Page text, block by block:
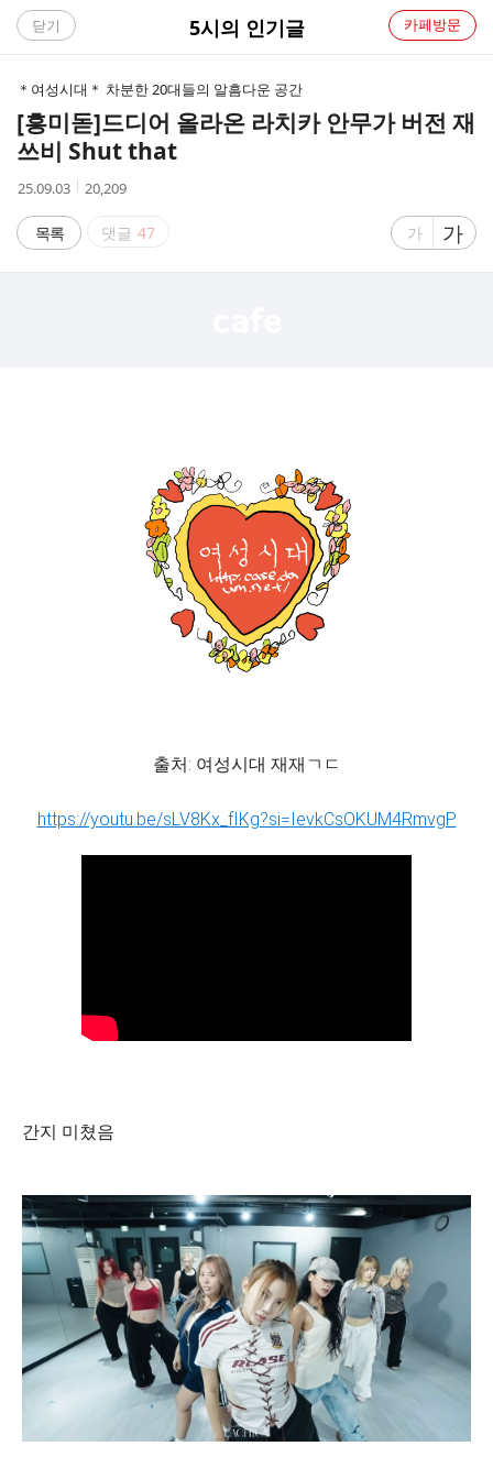
C
5시의 인기글
닫기 카페방문
＊여성시대＊ 차분한 20대들의 알흠다운 공간
[흥미돋]드디어 올라온 라치카 안무가 버전 재
쓰비 Shut that
작
시
간
25.09.03
조
20,209
목록 댓글 47
글
가
글
자
가
출처: 여성시대 재재ㄱㄷ
https://youtu.be/sLV8Kx_fIKg?si=IevkCsOKUM4RmvgP
간지 미쳤음